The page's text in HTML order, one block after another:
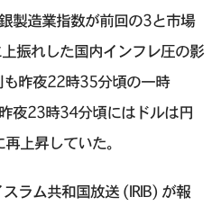
製造業指数が前回の3と市場
振れした国内インフレ圧の影
昨夜22時35分頃の一時
夜23時34分頃にはドルは円
上昇していた。
ラム共和国放送 (IRIB) が報